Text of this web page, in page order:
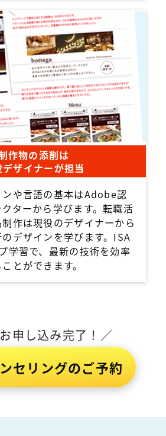
作物の添削は
デザイナーが担当
や言語の基本はAdobe認
ターから学びます。転職活
作は現役のデザイナーから
デザインを学びます。ISA
学習で、最新の技術を効率
とができます。
申し込み完了！／
セリングのご予約